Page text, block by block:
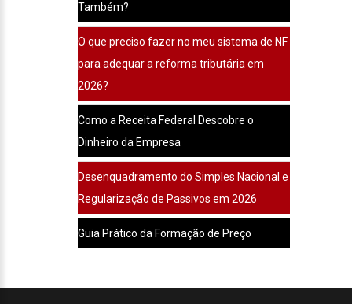
Também?
O que preciso fazer no meu sistema de NF
para adequar a reforma tributária em
2026?
Como a Receita Federal Descobre o
Dinheiro da Empresa
Desenquadramento do Simples Nacional e
Regularização de Passivos em 2026
Guia Prático da Formação de Preço